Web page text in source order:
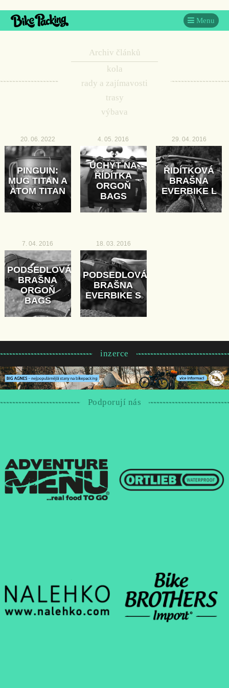
Menu
Archiv článků
kola
rady a zajímavosti
trasy
výbava
20. 06. 2022
PINGUIN:
MUG TITAN A
ATOM TITAN
4. 05. 2016
ÚCHYT NA
ŘÍDÍTKA
ORGOŇ
BAGS
29. 04. 2016
ŘIDÍTKOVÁ
BRAŠNA
EVERBIKE L
7. 04. 2016
PODSEDLOVÁ
BRAŠNA
ORGOŇ
BAGS
18. 03. 2016
PODSEDLOVÁ
BRAŠNA
EVERBIKE S
inzerce
Podporují nás